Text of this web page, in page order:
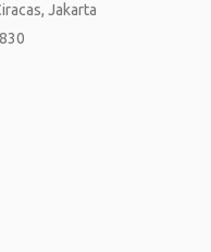
Jakarta